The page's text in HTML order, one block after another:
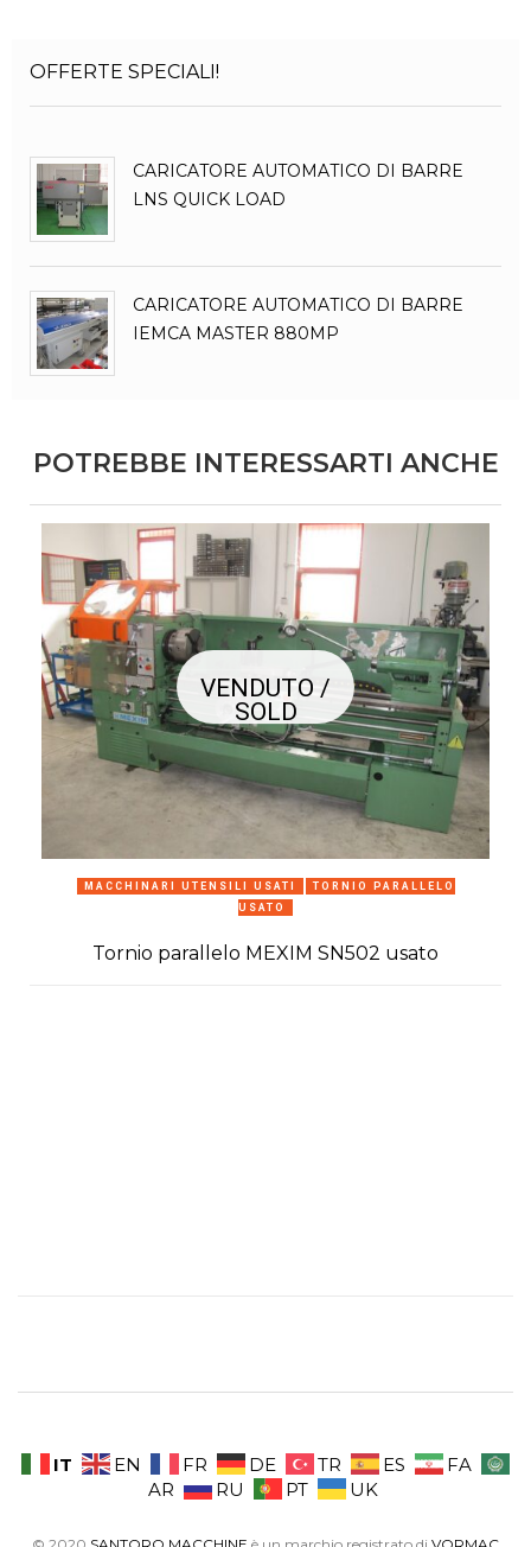
OFFERTE SPECIALI!
CARICATORE AUTOMATICO DI BARRE
LNS QUICK LOAD
CARICATORE AUTOMATICO DI BARRE
IEMCA MASTER 880MP
POTREBBE INTERESSARTI ANCHE
VENDUTO /
SOLD
MACCHINARI UTENSILI USATI
TORNIO PARALLELO
USATO
Tornio parallelo MEXIM SN502 usato
IT EN FR DE TR ES
FA
AR
RU PT UK